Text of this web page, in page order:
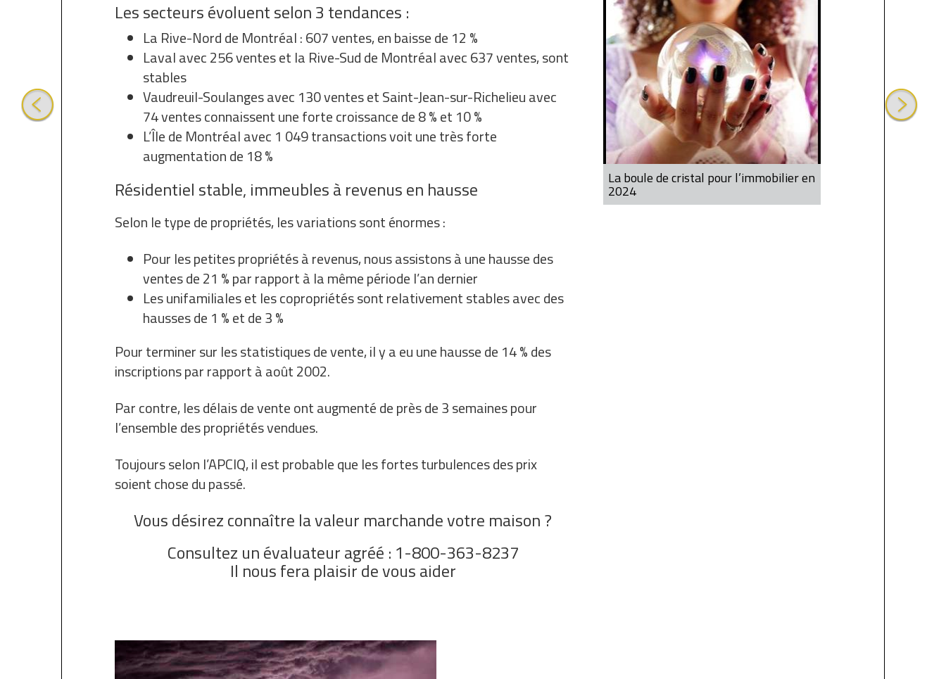
Les secteurs évoluent selon 3 tendances :
La Rive-Nord de Montréal : 607 ventes, en baisse de 12 %
Laval avec 256 ventes et la Rive-Sud de Montréal avec 637 ventes, sont
stables
Vaudreuil-Soulanges avec 130 ventes et Saint-Jean-sur-Richelieu avec
74 ventes connaissent une forte croissance de 8 % et 10 %
L’Île de Montréal avec 1 049 transactions voit une très forte
augmentation de 18 %
Résidentiel stable, immeubles à revenus en hausse
Selon le type de propriétés, les variations sont énormes :
Pour les petites propriétés à revenus, nous assistons à une hausse des
ventes de 21 % par rapport à la même période l’an dernier
Les unifamiliales et les copropriétés sont relativement stables avec des
hausses de 1 % et de 3 %
Pour terminer sur les statistiques de vente, il y a eu une hausse de 14 % des
inscriptions par rapport à août 2002.
Par contre, les délais de vente ont augmenté de près de 3 semaines pour
l’ensemble des propriétés vendues.
Toujours selon l’APCIQ, il est probable que les fortes turbulences des prix
soient chose du passé.
Vous désirez connaître la valeur marchande votre maison ?
Consultez un évaluateur agréé : 1-800-363-8237
Il nous fera plaisir de vous aider
La boule de cristal pour l’immobilier en
2024